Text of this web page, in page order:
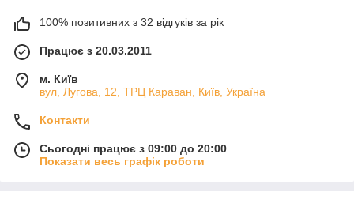
100% позитивних з 32 відгуків за рік
Працює з 20.03.2011
м. Київ
вул, Лугова, 12, ТРЦ Караван, Київ, Україна
Контакти
Сьогодні працює з 09:00 до 20:00
Показати весь графік роботи